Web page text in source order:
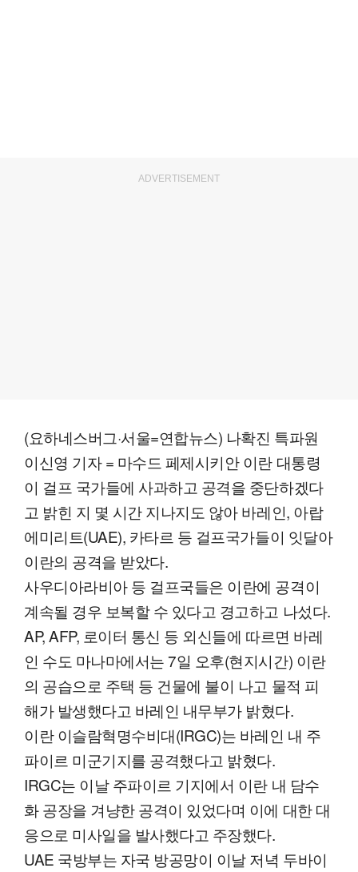
ADVERTISEMENT
(요하네스버그·서울=연합뉴스) 나확진 특파원
이신영 기자 = 마수드 페제시키안 이란 대통령
이 걸프 국가들에 사과하고 공격을 중단하겠다
고 밝힌 지 몇 시간 지나지도 않아 바레인, 아랍
에미리트(UAE), 카타르 등 걸프국가들이 잇달아
이란의 공격을 받았다.
사우디아라비아 등 걸프국들은 이란에 공격이
계속될 경우 보복할 수 있다고 경고하고 나섰다.
AP, AFP, 로이터 통신 등 외신들에 따르면 바레
인 수도 마나마에서는 7일 오후(현지시간) 이란
의 공습으로 주택 등 건물에 불이 나고 물적 피
해가 발생했다고 바레인 내무부가 밝혔다.
이란 이슬람혁명수비대(IRGC)는 바레인 내 주
파이르 미군기지를 공격했다고 밝혔다.
IRGC는 이날 주파이르 기지에서 이란 내 담수
화 공장을 겨냥한 공격이 있었다며 이에 대한 대
응으로 미사일을 발사했다고 주장했다.
UAE 국방부는 자국 방공망이 이날 저녁 두바이